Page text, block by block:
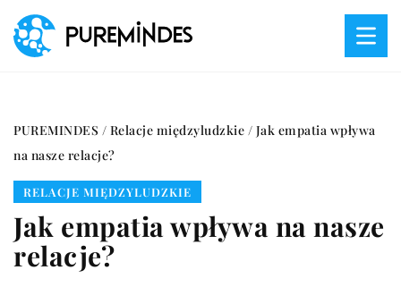
PUREMINDES / Relacje międzyludzkie / Jak empatia wpływa
na nasze relacje?
RELACJE MIĘDZYLUDZKIE
Jak empatia wpływa na nasze
relacje?